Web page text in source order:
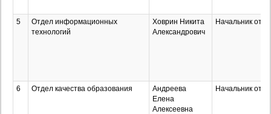
5
Отдел информационных
технологий
Ховрин Никита
Александрович
Начальник
6 Отдел качества образования
Андреева
Елена
Алексеевна
Начальник